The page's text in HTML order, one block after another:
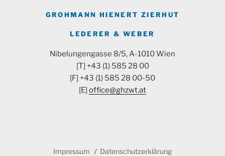
GROHMANN HIENERT ZIERHUT
LEDERER & WEBER
Nibelungengasse 8/5, A-1010 Wien
[T] +43 (1) 585 28 00
[F] +43 (1) 585 28 00-50
[E] office@ghzwt.at
Impressum Datenschutzerklärung